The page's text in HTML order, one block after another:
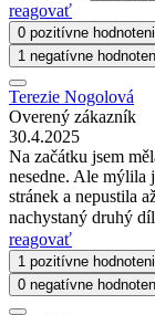
reagovať
0 pozitívne
1 negatívne
Terezie Nogolová
Overený zákazník
30.4.2025
Na začátku jsem
nesedne. Ale mýlila
stránek a nepustila
nachystaný druhý
reagovať
1 pozitívne
0 negatívne